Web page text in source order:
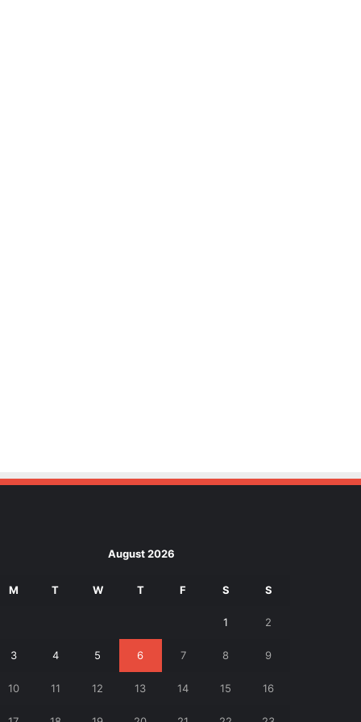
August 2026
M T W T F S S
1 2
3 4 5 6 7 8 9
10 11 12 13 14 15 16